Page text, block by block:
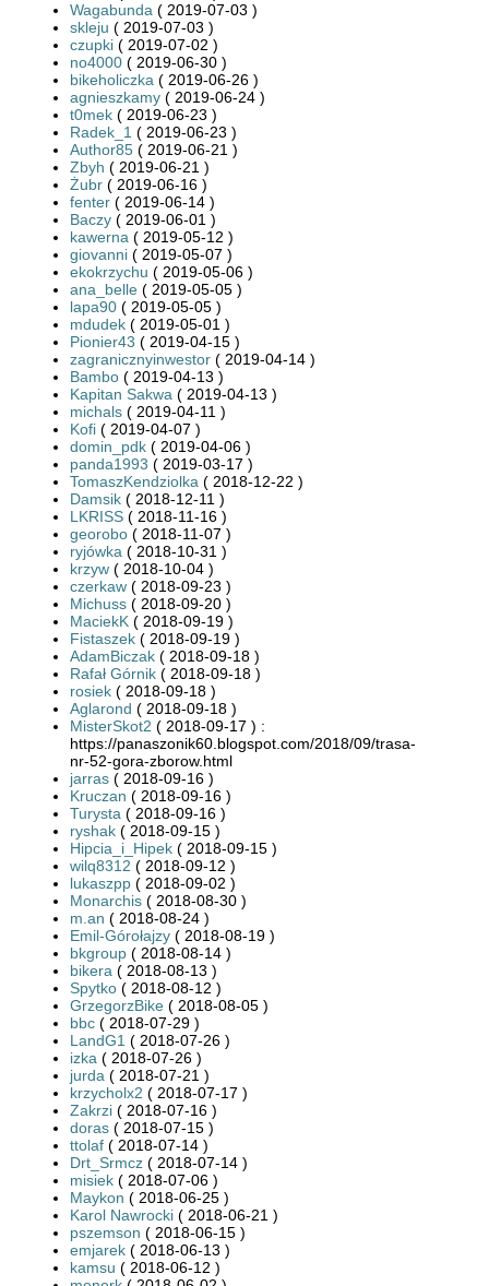
Wagabunda ( 2019-07-03 )
skleju ( 2019-07-03 )
czupki ( 2019-07-02 )
no4000 ( 2019-06-30 )
bikeholiczka ( 2019-06-26 )
agnieszkamy ( 2019-06-24 )
t0mek ( 2019-06-23 )
Radek_1 ( 2019-06-23 )
Author85 ( 2019-06-21 )
Zbyh ( 2019-06-21 )
Żubr ( 2019-06-16 )
fenter ( 2019-06-14 )
Baczy ( 2019-06-01 )
kawerna ( 2019-05-12 )
giovanni ( 2019-05-07 )
ekokrzychu ( 2019-05-06 )
ana_belle ( 2019-05-05 )
lapa90 ( 2019-05-05 )
mdudek ( 2019-05-01 )
Pionier43 ( 2019-04-15 )
zagranicznyinwestor ( 2019-04-14 )
Bambo ( 2019-04-13 )
Kapitan Sakwa ( 2019-04-13 )
michals ( 2019-04-11 )
Kofi ( 2019-04-07 )
domin_pdk ( 2019-04-06 )
panda1993 ( 2019-03-17 )
TomaszKendziolka ( 2018-12-22 )
Damsik ( 2018-12-11 )
LKRISS ( 2018-11-16 )
georobo ( 2018-11-07 )
ryjówka ( 2018-10-31 )
krzyw ( 2018-10-04 )
czerkaw ( 2018-09-23 )
Michuss ( 2018-09-20 )
MaciekK ( 2018-09-19 )
Fistaszek ( 2018-09-19 )
AdamBiczak ( 2018-09-18 )
Rafał Górnik ( 2018-09-18 )
rosiek ( 2018-09-18 )
Aglarond ( 2018-09-18 )
MisterSkot2 ( 2018-09-17 ) :
https://panaszonik60.blogspot.com/2018/09/trasa-
nr-52-gora-zborow.html
jarras ( 2018-09-16 )
Kruczan ( 2018-09-16 )
Turysta ( 2018-09-16 )
ryshak ( 2018-09-15 )
Hipcia_i_Hipek ( 2018-09-15 )
wilq8312 ( 2018-09-12 )
lukaszpp ( 2018-09-02 )
Monarchis ( 2018-08-30 )
m.an ( 2018-08-24 )
Emil-Górołajzy ( 2018-08-19 )
bkgroup ( 2018-08-14 )
bikera ( 2018-08-13 )
Spytko ( 2018-08-12 )
GrzegorzBike ( 2018-08-05 )
bbc ( 2018-07-29 )
LandG1 ( 2018-07-26 )
izka ( 2018-07-26 )
jurda ( 2018-07-21 )
krzycholx2 ( 2018-07-17 )
Zakrzi ( 2018-07-16 )
doras ( 2018-07-15 )
ttolaf ( 2018-07-14 )
Drt_Srmcz ( 2018-07-14 )
misiek ( 2018-07-06 )
Maykon ( 2018-06-25 )
Karol Nawrocki ( 2018-06-21 )
pszemson ( 2018-06-15 )
emjarek ( 2018-06-13 )
kamsu ( 2018-06-12 )